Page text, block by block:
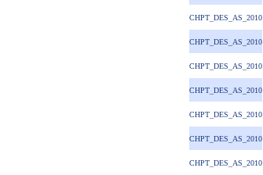
CHPT_DES_AS_2010
CHPT_DES_AS_2010
CHPT_DES_AS_2010
CHPT_DES_AS_2010
CHPT_DES_AS_2010
CHPT_DES_AS_2010
CHPT_DES_AS_2010